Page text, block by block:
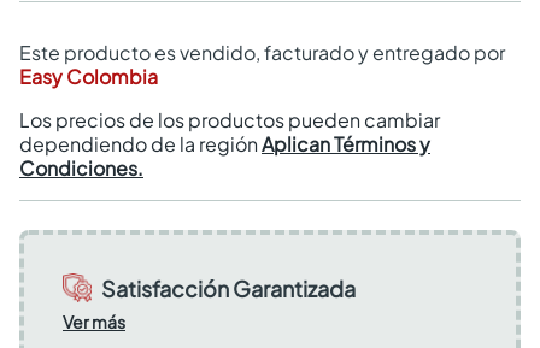
Este producto es vendido, facturado y entregado por
Easy Colombia
Los precios de los productos pueden cambiar
dependiendo de la regiónAplican Términos y
Condiciones.
Satisfacción Garantizada
Ver más